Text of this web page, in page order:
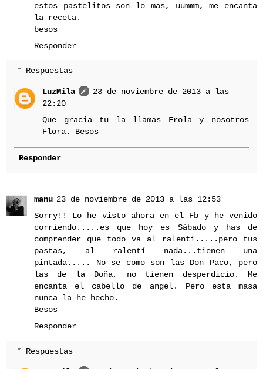
estos pastelitos son lo mas, uummm, me encanta
la receta.
besos
Responder
Respuestas
LuzMila
23 de noviembre de 2013 a las
22:20
Que gracia tu la llamas Frola y nosotros
Flora. Besos
Responder
manu 23 de noviembre de 2013 a las 12:53
Sorry!! Lo he visto ahora en el Fb y he venido
corriendo.....es que hoy es Sábado y has de
comprender que todo va al ralentí.....pero tus
pastas, al ralentí nada...tienen una
pintada..... No se como son las Don Paco, pero
las de la Doña, no tienen desperdicio. Me
encanta el cabello de angel. Pero esta masa
nunca la he hecho.
Besos
Responder
Respuestas